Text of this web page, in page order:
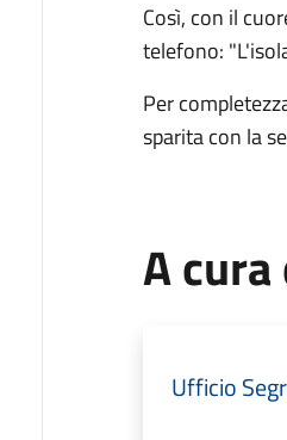
Così, con il
telefono:
Per
sparita con la
A cura
Ufficio